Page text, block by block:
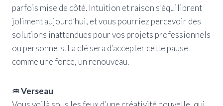
parfois mise de côté. Intuition et raison s’équilibrent
joliment aujourd’hui, et vous pourriez percevoir des
solutions inattendues pour vos projets professionnels
ou personnels. La clé sera d’accepter cette pause
comme une force, un renouveau.
♒ Verseau